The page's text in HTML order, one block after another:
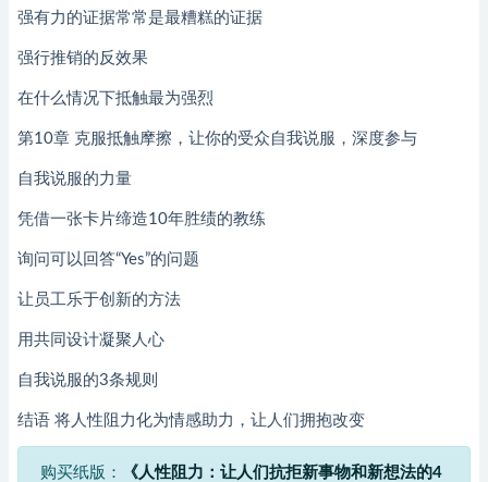
强有力的证据常常是最糟糕的证据
强行推销的反效果
在什么情况下抵触最为强烈
第10章 克服抵触摩擦，让你的受众自我说服，深度参与
自我说服的力量
凭借一张卡片缔造10年胜绩的教练
询问可以回答“Yes”的问题
让员工乐于创新的方法
用共同设计凝聚人心
自我说服的3条规则
结语 将人性阻力化为情感助力，让人们拥抱改变
购买纸版：
《人性阻力：让人们抗拒新事物和新想法的4